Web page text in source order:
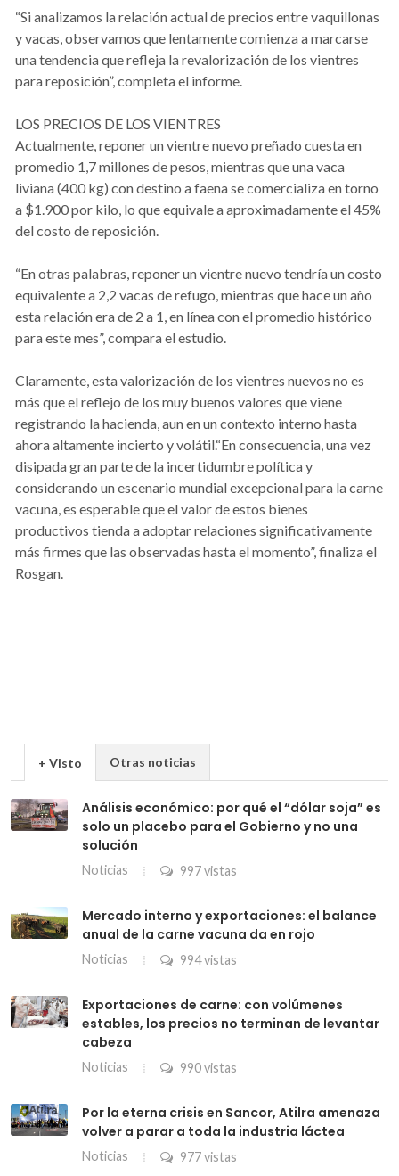
“Si analizamos la relación actual de precios entre vaquillonas
y vacas, observamos que lentamente comienza a marcarse
una tendencia que refleja la revalorización de los vientres
para reposición”, completa el informe.
LOS PRECIOS DE LOS VIENTRES
Actualmente, reponer un vientre nuevo preñado cuesta en
promedio 1,7 millones de pesos, mientras que una vaca
liviana (400 kg) con destino a faena se comercializa en torno
a $1.900 por kilo, lo que equivale a aproximadamente el 45%
del costo de reposición.
“En otras palabras, reponer un vientre nuevo tendría un costo
equivalente a 2,2 vacas de refugo, mientras que hace un año
esta relación era de 2 a 1, en línea con el promedio histórico
para este mes”, compara el estudio.
Claramente, esta valorización de los vientres nuevos no es
más que el reflejo de los muy buenos valores que viene
registrando la hacienda, aun en un contexto interno hasta
ahora altamente incierto y volátil.“En consecuencia, una vez
disipada gran parte de la incertidumbre política y
considerando un escenario mundial excepcional para la carne
vacuna, es esperable que el valor de estos bienes
productivos tienda a adoptar relaciones significativamente
más firmes que las observadas hasta el momento”, finaliza el
Rosgan.
+ Visto Otras noticias
Análisis económico: por qué el “dólar soja” es
solo un placebo para el Gobierno y no una
solución
Noticias 997 vistas
Mercado interno y exportaciones: el balance
anual de la carne vacuna da en rojo
Noticias 994 vistas
Exportaciones de carne: con volúmenes
estables, los precios no terminan de levantar
cabeza
Noticias 990 vistas
Por la eterna crisis en Sancor, Atilra amenaza
volver a parar a toda la industria láctea
Noticias 977 vistas